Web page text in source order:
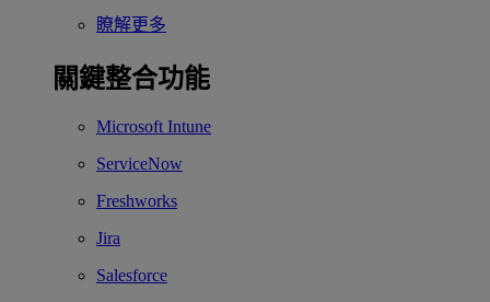
瞭解更多
關鍵整合功能
Microsoft Intune
ServiceNow
Freshworks
Jira
Salesforce